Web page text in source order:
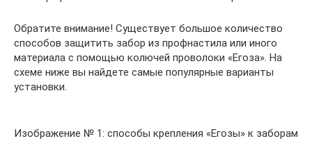
Обратите внимание! Существует большое количество
способов защитить забор из профнастила или иного
материала с помощью колючей проволоки «Егоза». На
схеме ниже вы найдете самые популярные варианты
установки.
Изображение № 1: способы крепления «Егозы» к заборам